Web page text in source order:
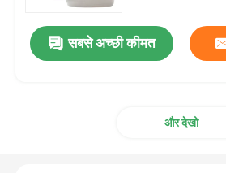
सबसे अच्छी कीमत
और देखो